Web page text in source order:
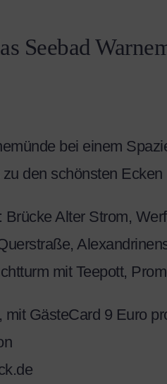
Seebad
bei einem
den schönsten
Alter Strom,
mit Teepott,
GästeCard 9 Euro